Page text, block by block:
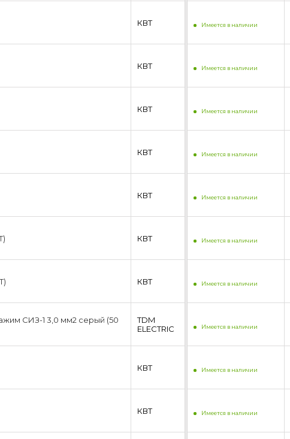
КВТ
КВТ
КВТ
КВТ
КВТ
КВТ
КВТ
СИЗ-1 3,0 мм2 серый (50
TDM
ЕLECTRIC
КВТ
КВТ
Имеется в наличии
Имеется в наличии
Имеется в наличии
Имеется в наличии
Имеется в наличии
Имеется в наличии
Имеется в наличии
Имеется в наличии
Имеется в наличии
Имеется в наличии